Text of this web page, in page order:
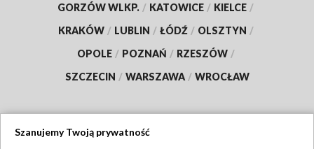
GORZÓW WLKP. / KATOWICE / KIELCE /
KRAKÓW / LUBLIN / ŁÓDŹ / OLSZTYN /
OPOLE / POZNAŃ / RZESZÓW /
SZCZECIN / WARSZAWA / WROCŁAW
Szanujemy Twoją prywatność